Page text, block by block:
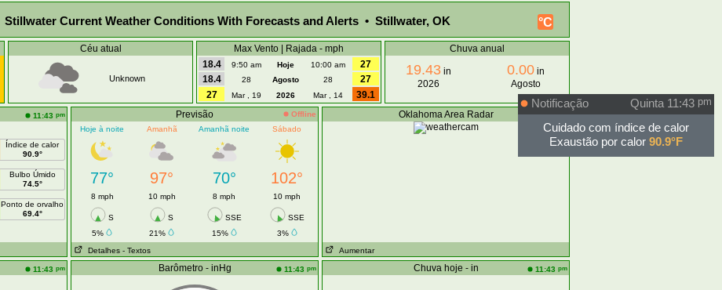
°C
Stillwater Current Weather Conditions With Forecasts and Alerts • Stillwater, OK
Céu atual
Unknown
Max Vento | Rajada - mph
18.4
9:50 am Hoje 10:00 am
27
18.4
28 Agosto 28
27
27
Mar , 19 2026 Mar , 14 39.1
Chuva anual
19.43 in
2026
0.00in
Agosto
11:43 pm
Índice de calor
90.9°
Bulbo Úmido
74.5°
Ponto de orvalho
69.4°
Previsão
Offline
Hoje à noite
Amanhã Amanhã noite Sábado
77° 97° 70° 102°
8 mph 10 mph 8 mph 10 mph
S S SSE
SSE
5%
21% 15%
3%
Detalhes - Textos
Oklahoma Area Radar
Aumentar
11:43 pm Barômetro - inHg 11:43 pm Chuva hoje - in 11:43 pm
Notificação Quinta 11:43 pm
Cuidado com índice de calor
Exaustão por calor 90.9°F